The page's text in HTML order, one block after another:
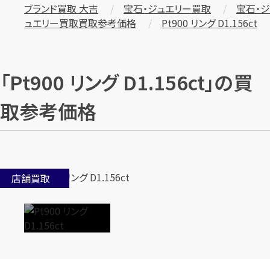
ブランド買取 大吉 宝石・ジュエリー買取
宝石・ジ
ュエリー買取買取参考価格
Pt900 リング D1.156ct
「Pt900 リング D1.156ct」の買
取参考価格
店舗買取